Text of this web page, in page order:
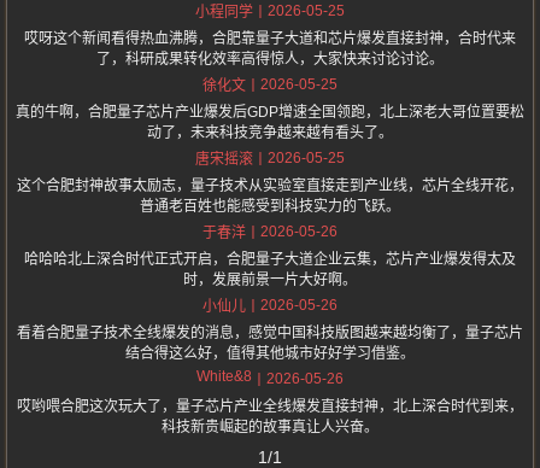
小程同学
2026-05-25
哎呀这个新闻看得热血沸腾，合肥靠量子大道和芯片爆发直接封神，合时代来
了，科研成果转化效率高得惊人，大家快来讨论讨论。
徐化文
2026-05-25
真的牛啊，合肥量子芯片产业爆发后GDP增速全国领跑，北上深老大哥位置要松
动了，未来科技竞争越来越有看头了。
唐宋摇滚
2026-05-25
这个合肥封神故事太励志，量子技术从实验室直接走到产业线，芯片全线开花，
普通老百姓也能感受到科技实力的飞跃。
于春洋
2026-05-26
哈哈哈北上深合时代正式开启，合肥量子大道企业云集，芯片产业爆发得太及
时，发展前景一片大好啊。
小仙儿
2026-05-26
看着合肥量子技术全线爆发的消息，感觉中国科技版图越来越均衡了，量子芯片
结合得这么好，值得其他城市好好学习借鉴。
White&8
2026-05-26
哎哟喂合肥这次玩大了，量子芯片产业全线爆发直接封神，北上深合时代到来，
科技新贵崛起的故事真让人兴奋。
1/1